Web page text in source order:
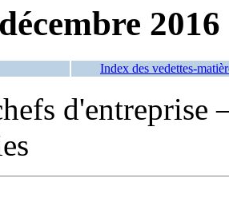
2016
Index des vedettes-